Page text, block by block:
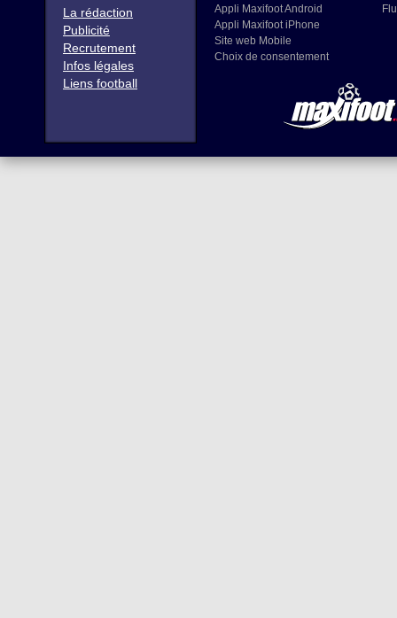
La rédaction
Publicité
Recrutement
Infos légales
Liens football
Appli Maxifoot Android
Appli Maxifoot iPhone
Site web Mobile
Choix de consentement